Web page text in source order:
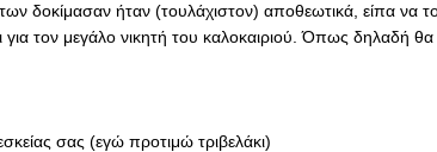
δοκίμασαν ήταν (τουλάχιστον) αποθεωτικά, είπα να
για τον μεγάλο νικητή του καλοκαιριού. Όπως δηλαδή θα
σας (εγώ προτιμώ τριβελάκι)